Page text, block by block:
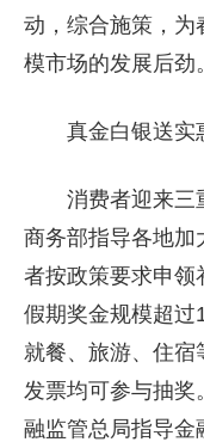
动，综合施策，为
模市场的发展后劲
真金白银送实惠
消费者迎来三重
商务部指导各地加
者按政策要求申领
假期奖金规模超过
就餐、旅游、住宿
发票均可参与抽奖
融监管总局指导金